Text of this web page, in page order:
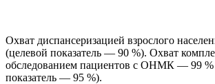
Охват диспансеризацией взрослого
(целевой показатель — 90 %). Охват
обследованием пациентов с ОНМК — 99 %
показатель — 95 %).